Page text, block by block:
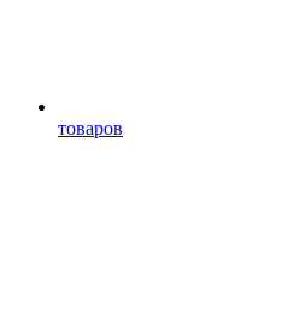
товаров